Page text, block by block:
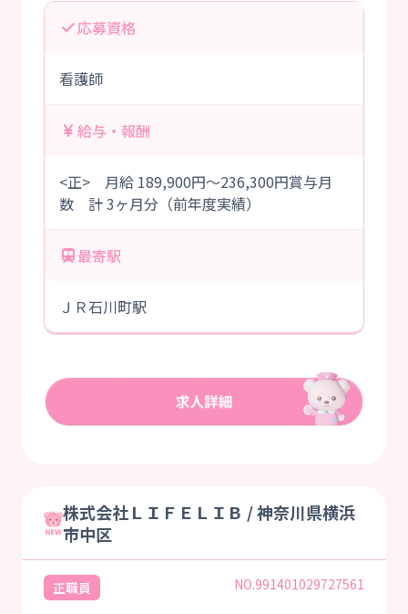
応募資格
看護師
給与・報酬
<正> 月給 189,900円～236,300円賞与月
数 計 3ヶ月分（前年度実績）
最寄駅
ＪＲ石川町駅
株式会社ＬＩＦＥＬＩＢ / 神奈川県横浜
市中区
正職員 NO.991401029727561